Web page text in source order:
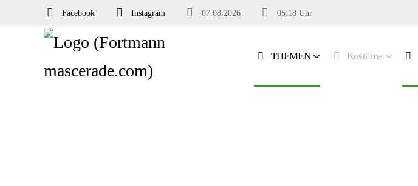
Facebook Instagram 07.08.2026 05:18 Uhr
THEMEN Kostüme